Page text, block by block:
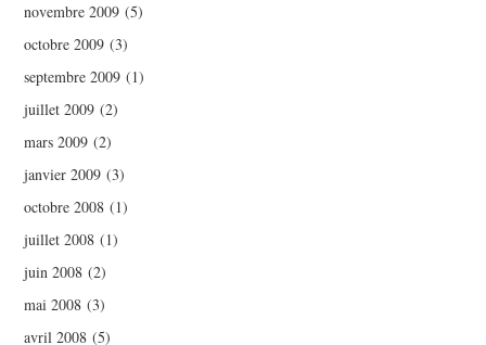
novembre 2009 (5)
octobre 2009 (3)
septembre 2009 (1)
juillet 2009 (2)
mars 2009 (2)
janvier 2009 (3)
octobre 2008 (1)
juillet 2008 (1)
juin 2008 (2)
mai 2008 (3)
avril 2008 (5)